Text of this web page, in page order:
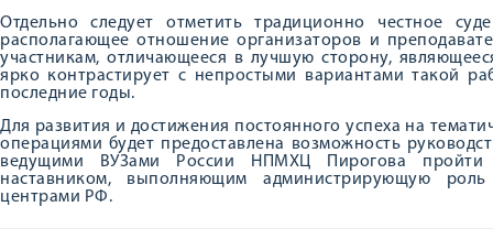
Отдельно следует отметить традиционно честное
располагающее отношение организаторов и
участникам, отличающееся в лучшую сторону,
ярко контрастирует с непростыми вариантами такой
последние годы.
Для развития и достижения постоянного успеха на
операциями будет предоставлена возможность
ведущими ВУЗами России НПМХЦ Пирогова пройти
наставником, выполняющим администрирующую
центрами РФ.